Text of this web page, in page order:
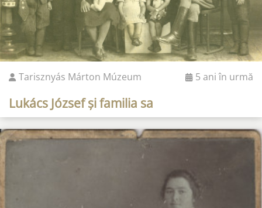
Tarisznyás Márton Múzeum 5 ani în urmă
Lukács József și familia sa